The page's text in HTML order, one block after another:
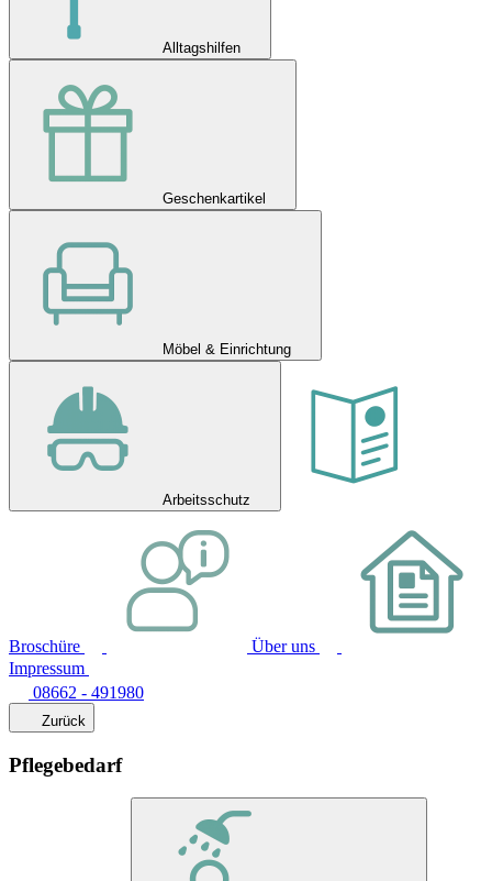
Alltagshilfen
Geschenkartikel
Möbel & Einrichtung
Arbeitsschutz
Broschüre
Über uns
Impressum
08662 - 491980
Zurück
Pflegebedarf